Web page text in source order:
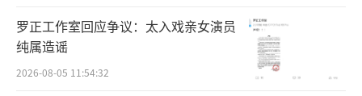
罗正工作室回应争议：太入戏亲女演员
纯属造谣
2026-08-05 11:54:32